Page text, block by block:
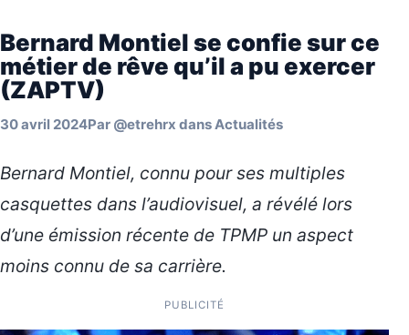
Bernard Montiel se confie sur ce
métier de rêve qu’il a pu exercer
(ZAPTV)
30 avril 2024Par @etrehrx dansActualités
Bernard Montiel, connu pour ses multiples
casquettes dans l’audiovisuel, a révélé lors
d’une émission récente de TPMP un aspect
moins connu de sa carrière.
PUBLICITÉ